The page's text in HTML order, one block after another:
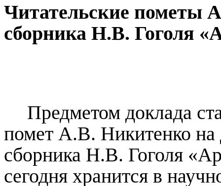
Читательские пометы
сборника Н.В. Гоголя
Предметом доклада
помет А.В. Никитенко на
сборника Н.В. Гоголя
сегодня хранится в